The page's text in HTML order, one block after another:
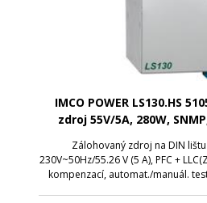
IMCO POWER LS130.HS
zdroj 55V/5A, 280W,
Zálohovaný zdroj na DIN
230V~50Hz/55.26 V (5 A), PFC +
kompenzací, automat./manuál.